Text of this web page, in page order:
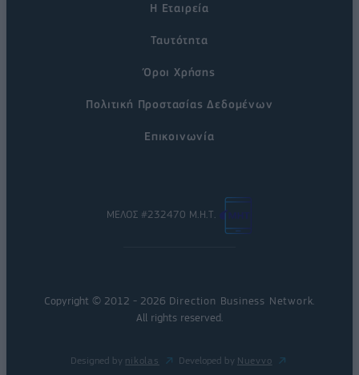
Η Εταιρεία
Ταυτότητα
Όροι Χρήσης
Πολιτική Προστασίας Δεδομένων
Επικοινωνία
ΜΕΛΟΣ #232470 Μ.Η.Τ.
Copyright © 2012 - 2026 Direction Business Network.
All rights reserved.
Designed by nikolas Developed by Nuevvo